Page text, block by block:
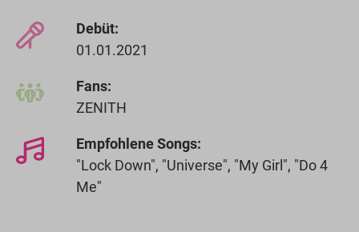
Debüt:
01.01.2021
Fans:
ZENITH
Empfohlene Songs:
"Lock Down", "Universe", "My Girl", "Do 4
Me"